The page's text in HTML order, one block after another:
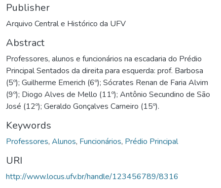
Publisher
Arquivo Central e Histórico da UFV
Abstract
Professores, alunos e funcionários na escadaria do Prédio
Principal Sentados da direita para esquerda: prof. Barbosa
(5º); Guilherme Emerich (6º); Sócrates Renan de Faria Alvim
(9º); Diogo Alves de Mello (11º); Antônio Secundino de São
José (12º); Geraldo Gonçalves Carneiro (15º).
Keywords
Professores, Alunos, Funcionários, Prédio Principal
URI
http://www.locus.ufv.br/handle/123456789/8316